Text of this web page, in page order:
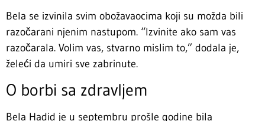
Bela se izvinila svim obožavaocima koji su možda bili
razočarani njenim nastupom. “Izvinite ako sam vas
razočarala. Volim vas, stvarno mislim to,” dodala je,
želeći da umiri sve zabrinute.
O borbi sa zdravljem
Bela Hadid je u septembru prošle godine bila